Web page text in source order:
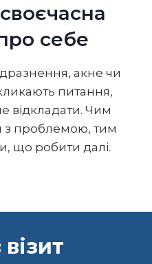
себе
акне чи
питання,
відкладати. Чим
з проблемою, тим
що робити далі.